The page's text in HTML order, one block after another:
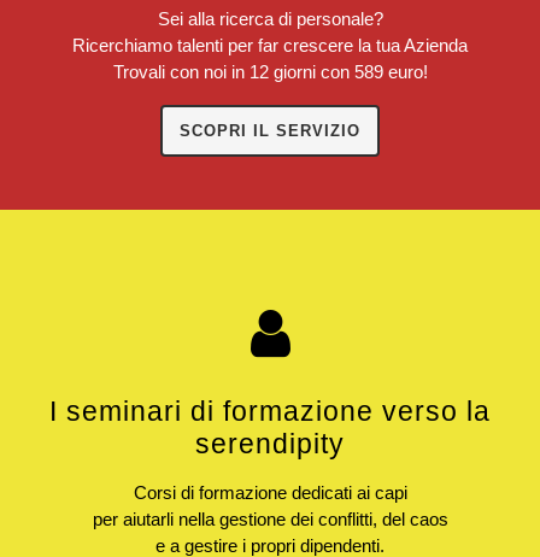
Sei alla ricerca di personale?
Ricerchiamo talenti per far crescere la tua Azienda
Trovali con noi in 12 giorni con 589 euro!
SCOPRI IL SERVIZIO
I seminari di formazione verso la
serendipity
Corsi di formazione dedicati ai capi
per aiutarli nella gestione dei conflitti, del caos
e a gestire i propri dipendenti.